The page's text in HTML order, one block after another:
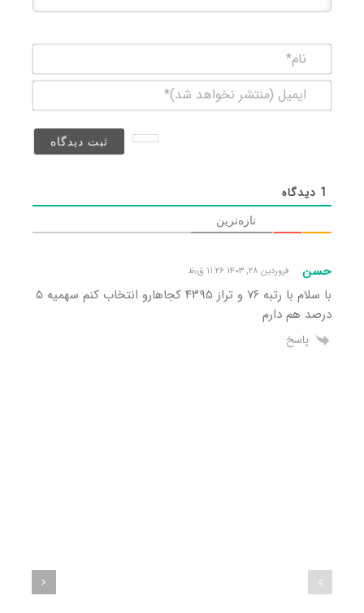
(منتشر
1 دیدگاه
تازه‌ترین
حسن فروردین ۲۸, ۱۴۰۳ ۱۱:۲۶ ق٫ظ
با سلام با رتبه ۷۶ و تراز ۴۳۹۵ کجاهارو انتخاب کنم سهمیه ۵
درصد هم دارم
پاسخ